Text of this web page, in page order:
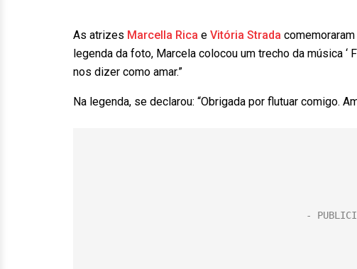
As atrizes Marcella Rica e Vitória Strada
legenda da foto, Marcela colocou um trecho da música ‘
nos dizer como amar.”
Na legenda, se declarou: “Obrigada por flutuar comigo.